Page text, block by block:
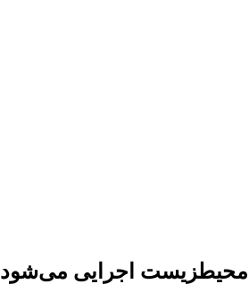
محیطزیست اجرایی می‌شود